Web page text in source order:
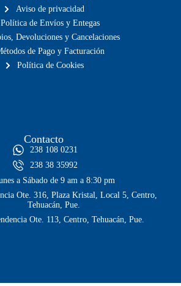
Aviso de privacidad
Política de Envíos y Entegas
Devoluciones y Cancelaciones
de Pago y Facturación
Política de Cookies
Contacto
238 108 0231
238 38 35992
a Sábado de 9 am a 8:30 pm
Ote. 316, Plaza Kristal, Local 5, Centro,
Tehuacán, Pue.
Ote. 113, Centro, Tehuacán, Pue.